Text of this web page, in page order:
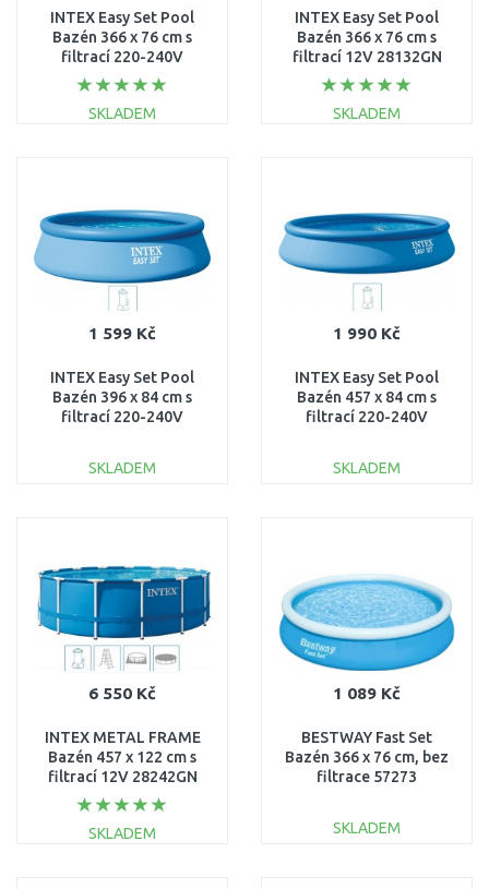
INTEX Easy Set Pool
Bazén 366 x 76 cm s
filtrací 220-240V
28132NP
SKLADEM
INTEX Easy Set Pool
Bazén 366 x 76 cm s
filtrací 12V 28132GN
SKLADEM
1 599 Kč
INTEX Easy Set Pool
Bazén 396 x 84 cm s
filtrací 220-240V
SKLADEM
1 990 Kč
INTEX Easy Set Pool
Bazén 457 x 84 cm s
filtrací 220-240V
SKLADEM
6 550 Kč
INTEX METAL FRAME
Bazén 457 x 122 cm s
filtrací 12V 28242GN
SKLADEM
1 089 Kč
BESTWAY Fast Set
Bazén 366 x 76 cm, bez
filtrace 57273
SKLADEM